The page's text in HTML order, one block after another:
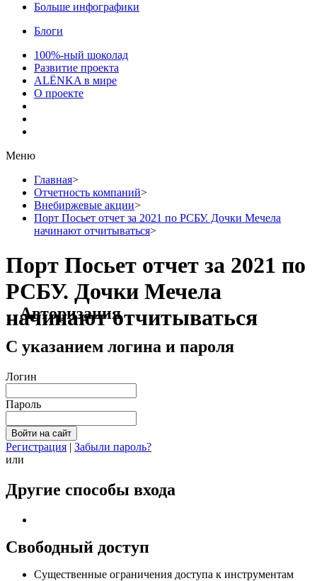
Больше инфографики
Блоги
100%-ный шоколад
Развитие проекта
ALЁNKA в мире
О проекте
Меню
Главная>
Отчетность компаний>
Внебиржевые акции>
Порт Посьет отчет за 2021 по РСБУ. Дочки Мечела
начинают отчитываться>
Порт Посьет отчет за 2021 по
РСБУ. Дочки Мечела
начинают отчитываться
Авторизация
С указанием логина и пароля
Логин
Пароль
Регистрация | Забыли пароль?
или
Другие способы входа
Свободный доступ
Cущественные ограничения доступа к инструментам